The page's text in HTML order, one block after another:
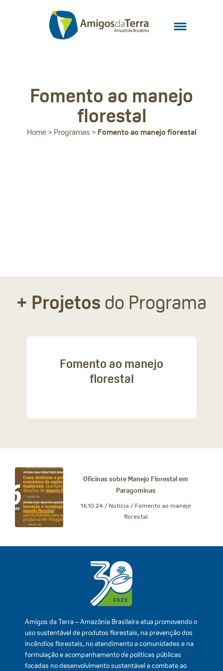
Fomento ao manejo
florestal
Home> Programas > Fomento ao manejo florestal
+ Projetos do Programa
Fomento ao manejo
florestal
Oficinas sobre Manejo Florestal em
Paragominas
16.10.24 / Notícia / Fomento ao manejo
florestal
Amigos da Terra – Amazônia Brasileira atua promovendo o
uso sustentável de produtos florestais, na prevenção dos
incêndios florestais, no atendimento a comunidades e na
formulação e acompanhamento de políticas públicas
focadas no desenvolvimento sustentável e combate ao